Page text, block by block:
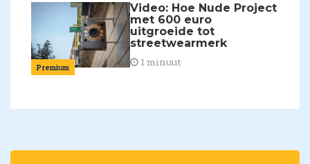
Premium
Video: Hoe Nude Project
met 600 euro
uitgroeide tot
streetwearmerk
1 minuut